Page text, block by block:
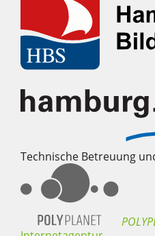
Technische Betreuung